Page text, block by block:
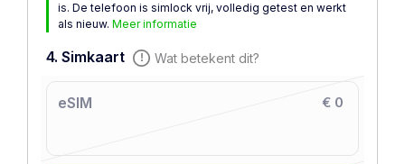
is. De telefoon is simlock vrij, volledig getest en werkt
als nieuw. Meer informatie
4. Simkaart Wat betekent dit?
eSIM € 0